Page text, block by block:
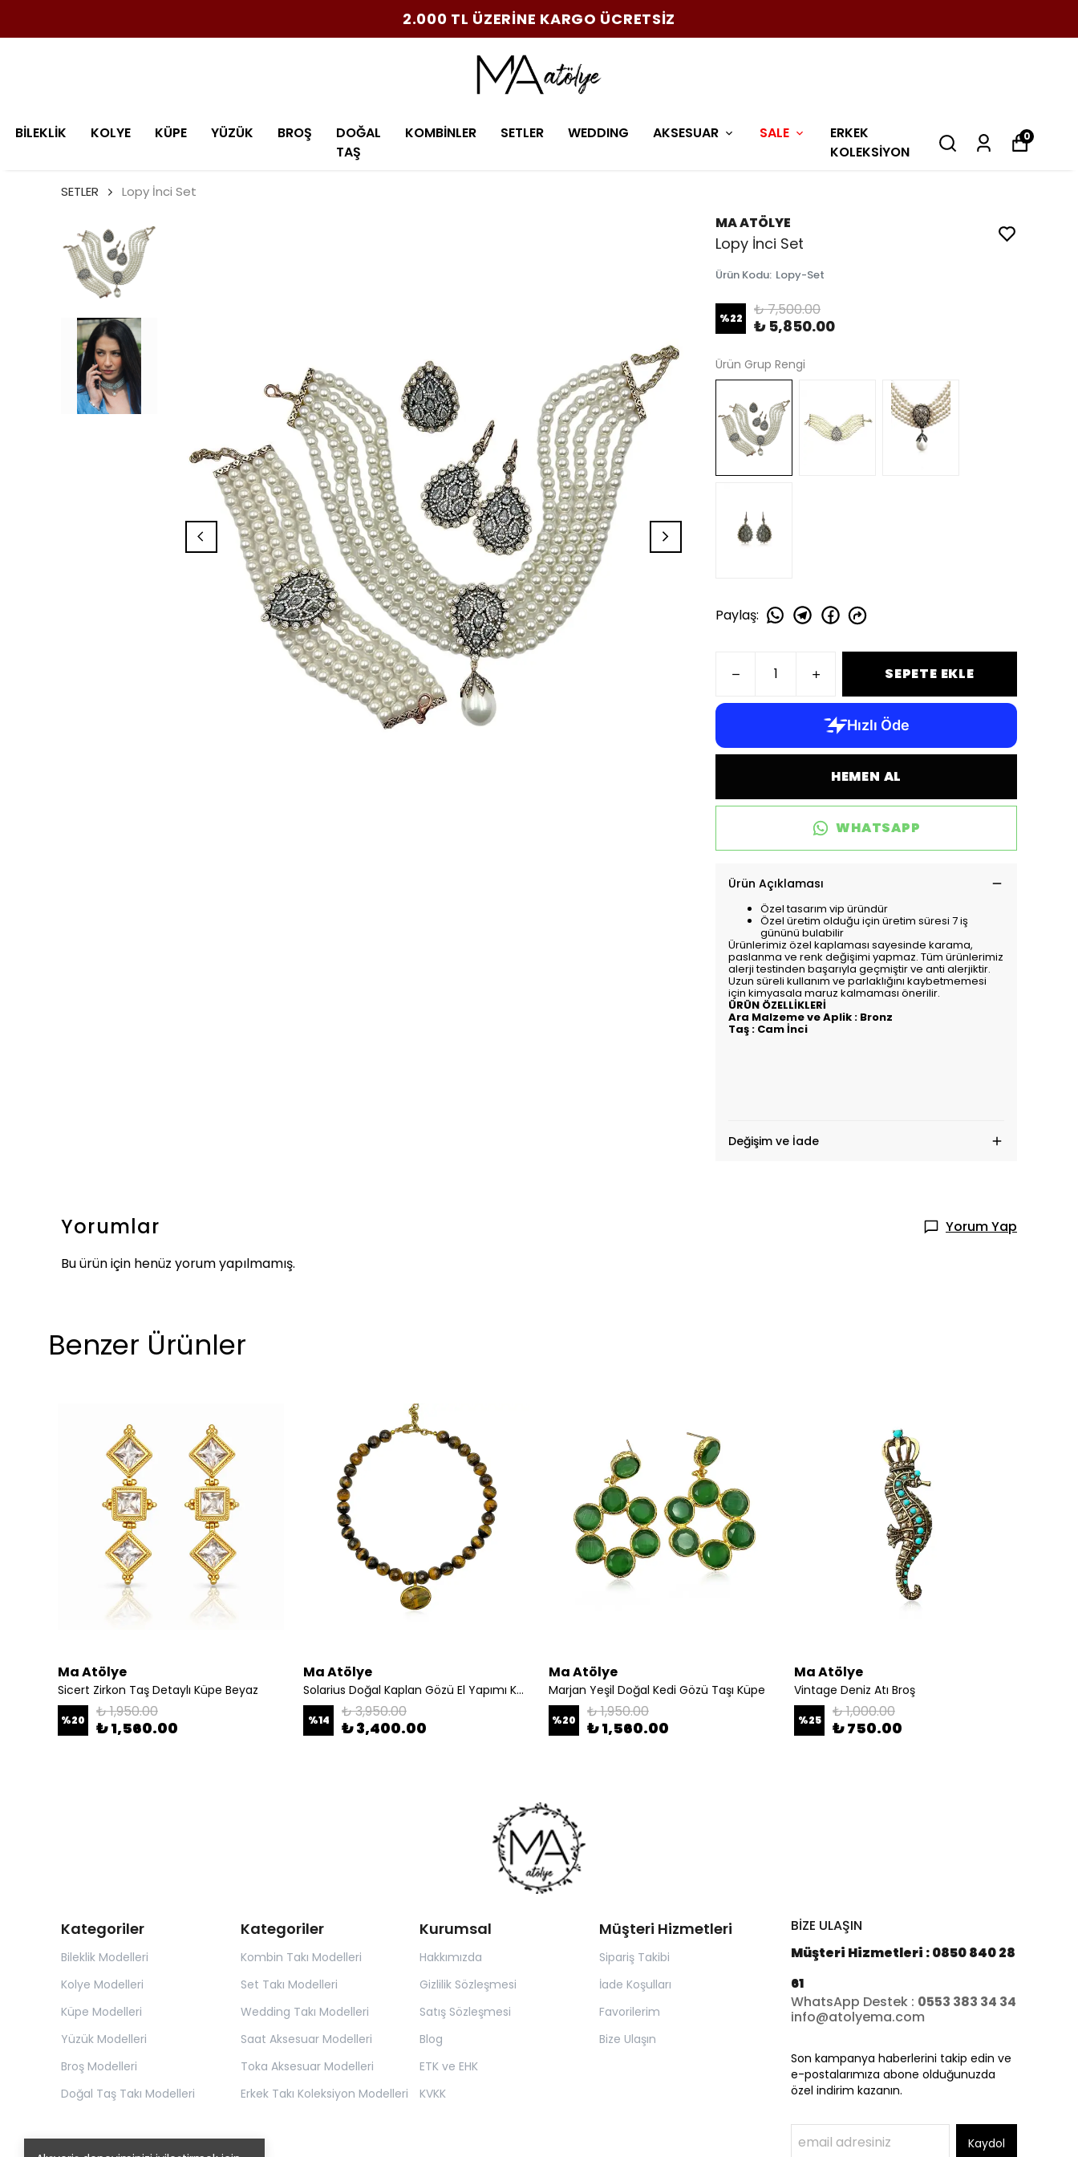
2.000 TL ÜZERİNE KARGO ÜCRETSİZ
BİLEKLİK KOLYE KÜPE YÜZÜK BROŞ
DOĞAL
TAŞ
KOMBİNLER SETLER WEDDING AKSESUAR SALE
ERKEK
KOLEKSİYON
0
SETLER Lopy İnci Set
MA ATÖLYE
Lopy İnci Set
Ürün Kodu: Lopy-Set
%22 ₺ 7,500.00
₺ 5,850.00
Ürün Grup Rengi
Paylaş:
SEPETE EKLE
HEMEN AL
WHATSAPP
Ürün Açıklaması
Özel tasarım vip üründür
Özel üretim olduğu için üretim süresi 7 iş
gününü bulabilir
Ürünlerimiz özel kaplaması sayesinde karama,
paslanma ve renk değişimi yapmaz. Tüm ürünlerimiz
alerji testinden başarıyla geçmiştir ve anti alerjiktir.
Uzun süreli kullanım ve parlaklığını kaybetmemesi
için kimyasala maruz kalmaması önerilir.
ÜRÜN ÖZELLİKLERİ
Ara Malzeme ve Aplik : Bronz
Taş : Cam İnci
Değişim ve İade
Yorumlar
Yorum Yap
Bu ürün için henüz yorum yapılmamış.
Benzer Ürünler
Ma Atölye
Sicert Zirkon Taş Detaylı Küpe Beyaz
%20 ₺ 1,950.00
₺ 1,560.00
Ma Atölye
Solarius Doğal Kaplan Gözü El Yapımı Kolye
%14 ₺ 3,950.00
₺ 3,400.00
Ma Atölye
Marjan Yeşil Doğal Kedi Gözü Taşı Küpe
%20 ₺ 1,950.00
₺ 1,560.00
Ma Atölye
Vintage Deniz Atı Broş
%25 ₺ 1,000.00
₺ 750.00
Kategoriler
Bileklik Modelleri
Kolye Modelleri
Küpe Modelleri
Yüzük Modelleri
Broş Modelleri
Doğal Taş Takı Modelleri
Kategoriler
Kombin Takı Modelleri
Set Takı Modelleri
Wedding Takı Modelleri
Saat Aksesuar Modelleri
Toka Aksesuar Modelleri
Erkek Takı Koleksiyon Modelleri
Kurumsal
Hakkımızda
Gizlilik Sözleşmesi
Satış Sözleşmesi
Blog
ETK ve EHK
KVKK
Müşteri Hizmetleri
Sipariş Takibi
İade Koşulları
Favorilerim
Bize Ulaşın
BİZE ULAŞIN
Müşteri Hizmetleri : 0850 840 28
61
WhatsApp Destek : 0553 383 34 34
info@atolyema.com
Son kampanya haberlerini takip edin ve
e-postalarımıza abone olduğunuzda
özel indirim kazanın.
Kaydol